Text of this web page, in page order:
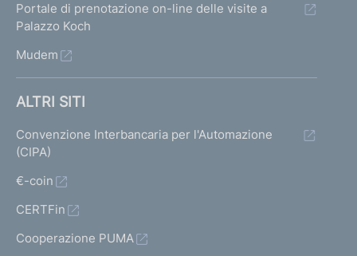
Portale di prenotazione on-line delle visite a
Palazzo Koch
Mudem
ALTRI SITI
Convenzione Interbancaria per l'Automazione
(CIPA)
€-coin
CERTFin
Cooperazione PUMA